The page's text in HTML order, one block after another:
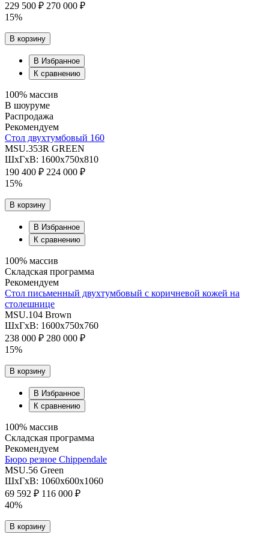
229 500 ₽ 270 000 ₽
15%
В корзину
В Избранное
К сравнению
100% массив
В шоуруме
Распродажа
Рекомендуем
Стол двухтумбовый 160
MSU.353R GREEN
ШхГхВ: 1600х750х810
190 400 ₽ 224 000 ₽
15%
В корзину
В Избранное
К сравнению
100% массив
Складская программа
Рекомендуем
Стол письменный двухтумбовый с коричневой кожей на
столешнице
MSU.104 Brown
ШхГхВ: 1600х750х760
238 000 ₽ 280 000 ₽
15%
В корзину
В Избранное
К сравнению
100% массив
Складская программа
Рекомендуем
Бюро резное Chippendale
MSU.56 Green
ШхГхВ: 1060х600х1060
69 592 ₽ 116 000 ₽
40%
В корзину